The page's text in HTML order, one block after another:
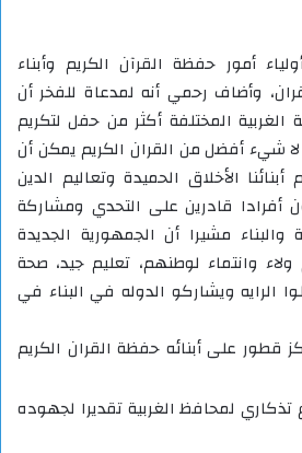
أمور حفظة القرآن الكريم وأبناء
وأضاف رحمي أنه لمدعاة للفخر أن
المختلفة أكثر من حفل لتكريم
شيء أفضل من القران الكريم يمكن أن
الأخلاق الحميدة وتعاليم الدين
أفرادا قادرين على التحدي ومشاركة
والبناء مشيرا أن الجمهورية الجديدة
وانتماء لوطنهم، تعليم جيد، صحة
الرايه ويشاركو الدوله في البناء في
قطور على أبنائه حفظة القران الكريم
تذكاري لمحافظ الغربية تقديرا لجهوده